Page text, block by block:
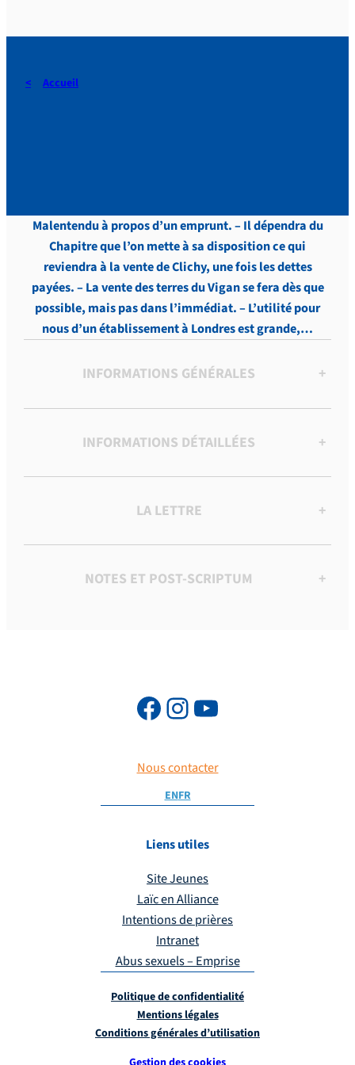
Accueil
Malentendu à propos d’un emprunt. – Il dépendra du
Chapitre que l’on mette à sa disposition ce qui
reviendra à la vente de Clichy, une fois les dettes
payées. – La vente des terres du Vigan se fera dès que
possible, mais pas dans l’immédiat. – L’utilité pour
nous d’un établissement à Londres est grande,…
INFORMATIONS GÉNÉRALES +
INFORMATIONS DÉTAILLÉES +
LA LETTRE +
NOTES ET POST-SCRIPTUM +
Nous contacter
ENFR
Liens utiles
Site Jeunes
Laïc en Alliance
Intentions de prières
Intranet
Abus sexuels – Emprise
Politique de confidentialité
Mentions légales
Conditions générales d’utilisation